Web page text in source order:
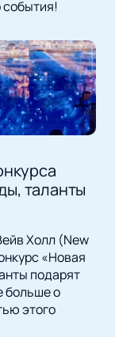
события!
таланты
Холл (New
«Новая
подарят
больше о
этого